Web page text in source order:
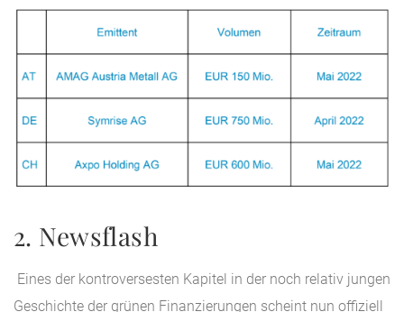
2. Newsflash
Eines der kontroversesten Kapitel in der noch relativ jungen
Geschichte der grünen Finanzierungen scheint nun offiziell